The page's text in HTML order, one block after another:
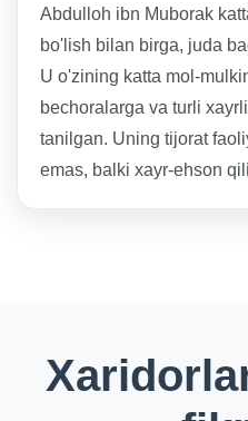
Abdulloh ibn Muborak
bo'lish bilan birga, juda
U o'zining katta mol-
bechoralarga va turli
tanilgan. Uning tijorat
emas, balki xayr-ehson